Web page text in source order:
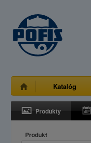
Katalóg
Produkty
Produkt